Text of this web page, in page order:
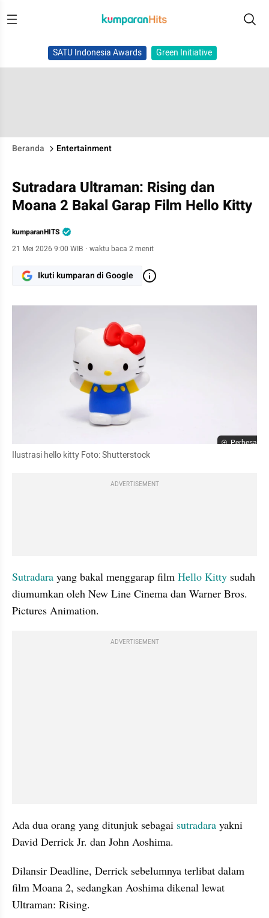
SATU Indonesia Awards Green Initiative
Beranda Entertainment
Sutradara Ultraman: Rising dan
Moana 2 Bakal Garap Film Hello Kitty
kumparanHITS
21 Mei 2026 9:00 WIB · waktu baca 2 menit
Ikuti kumparan di Google
Perbesar
Ilustrasi hello kitty Foto: Shutterstock
ADVERTISEMENT
Sutradara yang bakal menggarap film Hello Kitty sudah
diumumkan oleh New Line Cinema dan Warner Bros.
Pictures Animation.
ADVERTISEMENT
Ada dua orang yang ditunjuk sebagai sutradara yakni
David Derrick Jr. dan John Aoshima.
Dilansir Deadline, Derrick sebelumnya terlibat dalam
film Moana 2, sedangkan Aoshima dikenal lewat
Ultraman: Rising.